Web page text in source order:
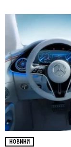
НОВИНИ